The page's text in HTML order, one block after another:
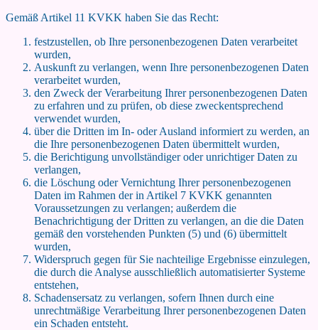
Gemäß Artikel 11 KVKK haben Sie das Recht:
festzustellen, ob Ihre personenbezogenen Daten verarbeitet
wurden,
Auskunft zu verlangen, wenn Ihre personenbezogenen Daten
verarbeitet wurden,
den Zweck der Verarbeitung Ihrer personenbezogenen Daten
zu erfahren und zu prüfen, ob diese zweckentsprechend
verwendet wurden,
über die Dritten im In- oder Ausland informiert zu werden, an
die Ihre personenbezogenen Daten übermittelt wurden,
die Berichtigung unvollständiger oder unrichtiger Daten zu
verlangen,
die Löschung oder Vernichtung Ihrer personenbezogenen
Daten im Rahmen der in Artikel 7 KVKK genannten
Voraussetzungen zu verlangen; außerdem die
Benachrichtigung der Dritten zu verlangen, an die die Daten
gemäß den vorstehenden Punkten (5) und (6) übermittelt
wurden,
Widerspruch gegen für Sie nachteilige Ergebnisse einzulegen,
die durch die Analyse ausschließlich automatisierter Systeme
entstehen,
Schadensersatz zu verlangen, sofern Ihnen durch eine
unrechtmäßige Verarbeitung Ihrer personenbezogenen Daten
ein Schaden entsteht.